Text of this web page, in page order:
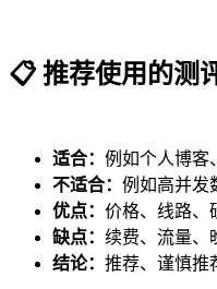
📋推荐使用的测
适合： 例如个人博客
不适合： 例如高并发
优点： 价格、线路、
缺点： 续费、流量、
结论： 推荐、谨慎推